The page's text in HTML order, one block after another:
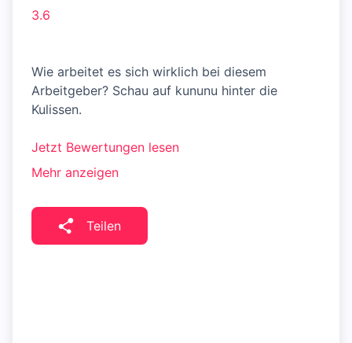
3.6
Wie arbeitet es sich wirklich bei diesem
Arbeitgeber? Schau auf kununu hinter die
Kulissen.
Jetzt Bewertungen lesen
Mehr anzeigen
Teilen